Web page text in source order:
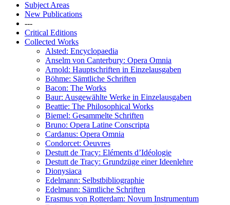
Subject Areas
New Publications
---
Critical Editions
Collected Works
Alsted: Encyclopaedia
Anselm von Canterbury: Opera Omnia
Arnold: Hauptschriften in Einzelausgaben
Böhme: Sämtliche Schriften
Bacon: The Works
Baur: Ausgewählte Werke in Einzelausgaben
Beattie: The Philosophical Works
Biemel: Gesammelte Schriften
Bruno: Opera Latine Conscripta
Cardanus: Opera Omnia
Condorcet: Oeuvres
Destutt de Tracy: Eléments d’Idéologie
Destutt de Tracy: Grundzüge einer Ideenlehre
Dionysiaca
Edelmann: Selbstbibliographie
Edelmann: Sämtliche Schriften
Erasmus von Rotterdam: Novum Instrumentum